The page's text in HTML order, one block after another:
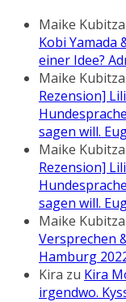
Maike Kubitza
Kobi Yamada
einer Idee?
Maike Kubitza
Rezension]
sagen will.
Maike Kubitza
Rezension]
sagen will.
Maike Kubitza
Versprechen
Hamburg
Kira zu Kira
irgendwo.